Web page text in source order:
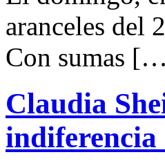
aranceles del
Con sumas
Claudia